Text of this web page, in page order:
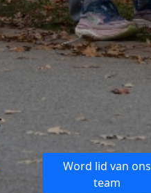
Word lid van ons
team